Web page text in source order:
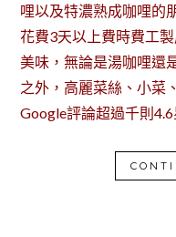
哩以及特濃熟成咖哩的
花費3天以上費時費工
美味，無論是湯咖哩還
之外，高麗菜絲、小菜
Google評論超過千則